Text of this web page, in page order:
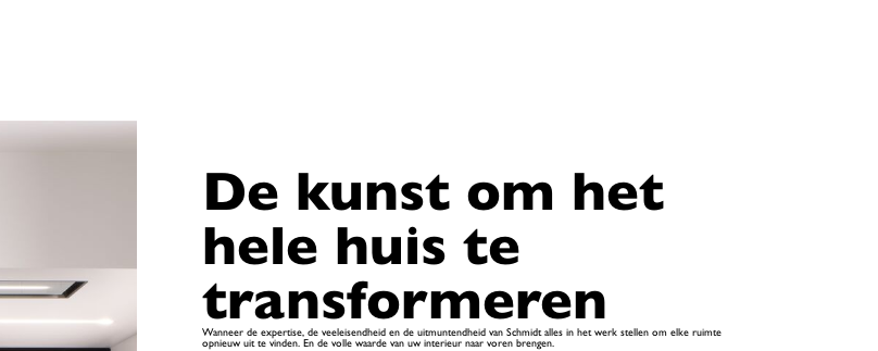
De kunst om het
hele huis te
transformeren
Wanneer de expertise, de veeleisendheid en de uitmuntendheid van Schmidt alles in het werk stellen om elke ruimte
opnieuw uit te vinden. En de volle waarde van uw interieur naar voren brengen.